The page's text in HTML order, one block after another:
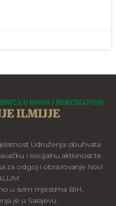
Udruženja obuhvata
i socijalnu aktivnost te
za odgoj i obrazovanje Novi
.
u svim mjestima BiH.
je u Sarajevu.